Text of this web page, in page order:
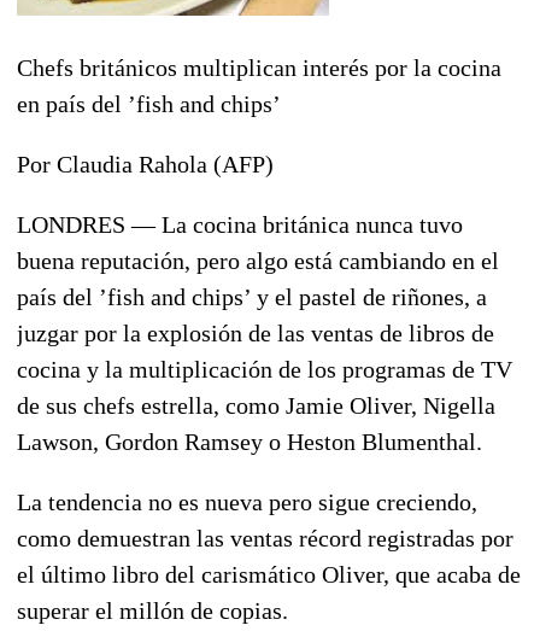
Chefs británicos multiplican interés por la cocina
en país del ’fish and chips’
Por Claudia Rahola (AFP)
LONDRES — La cocina británica nunca tuvo
buena reputación, pero algo está cambiando en el
país del ’fish and chips’ y el pastel de riñones, a
juzgar por la explosión de las ventas de libros de
cocina y la multiplicación de los programas de TV
de sus chefs estrella, como Jamie Oliver, Nigella
Lawson, Gordon Ramsey o Heston Blumenthal.
La tendencia no es nueva pero sigue creciendo,
como demuestran las ventas récord registradas por
el último libro del carismático Oliver, que acaba de
superar el millón de copias.